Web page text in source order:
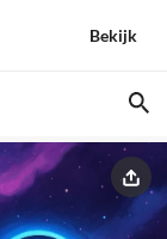
Bekijk